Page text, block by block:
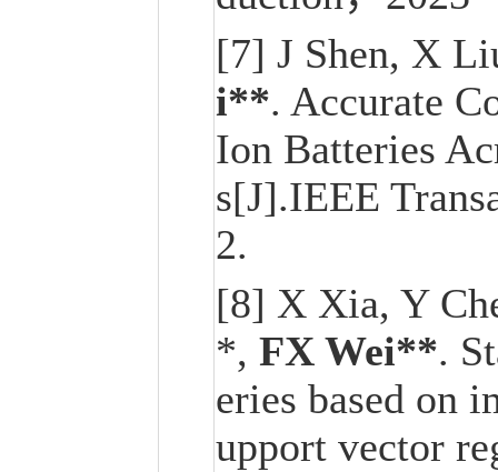
[7] J Shen, X
i**. Accurate
Ion Batteries
s[J].IEEE
2.
[8] X Xia, Y
*, FX Wei**.
eries based on
upport vector